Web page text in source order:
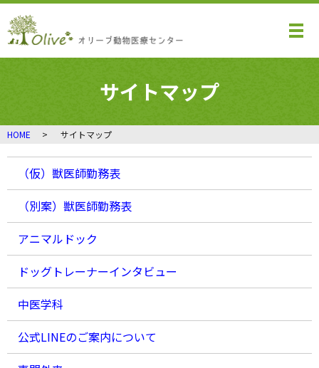
メ
サイトマップ
HOME サイトマップ
（仮）獣医師勤務表
（別案）獣医師勤務表
アニマルドック
ドッグトレーナーインタビュー
中医学科
公式LINEのご案内について